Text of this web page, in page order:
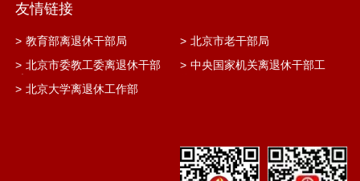
友情链接
> 教育部离退休干部局 > 北京市老干部局
> 北京市委教工委离退休干部
> 中央国家机关离退休干部工
> 北京大学离退休工作部